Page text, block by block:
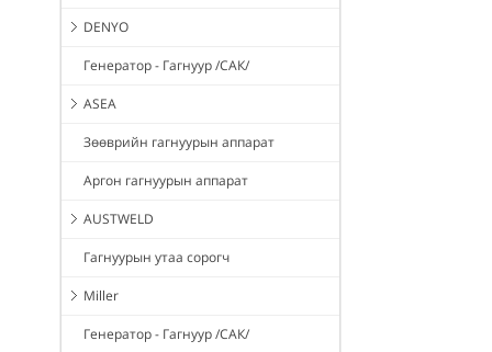
DENYO
Генератор - Гагнуур /САК/
ASEA
Зөөврийн гагнуурын аппарат
Аргон гагнуурын аппарат
AUSTWELD
Гагнуурын утаа сорогч
Miller
Генератор - Гагнуур /САК/